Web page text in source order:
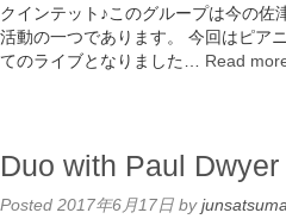
クインテット♪このグループは今の佐
活動の一つであります。 今回はピア
てのライブとなりました… Read
Duo with Paul Dwyer
Posted 2017年6月17日 byjunsatsuma